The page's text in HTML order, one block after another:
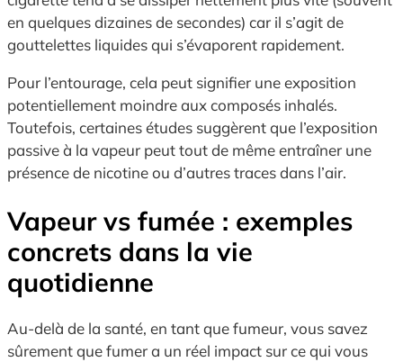
en quelques dizaines de secondes) car il s’agit de
gouttelettes liquides qui s’évaporent rapidement.
Pour l’entourage, cela peut signifier une exposition
potentiellement moindre aux composés inhalés.
Toutefois, certaines études suggèrent que l’exposition
passive à la vapeur peut tout de même entraîner une
présence de nicotine ou d’autres traces dans l’air.
Vapeur vs fumée : exemples
concrets dans la vie
quotidienne
Au-delà de la santé, en tant que fumeur, vous savez
sûrement que fumer a un réel impact sur ce qui vous